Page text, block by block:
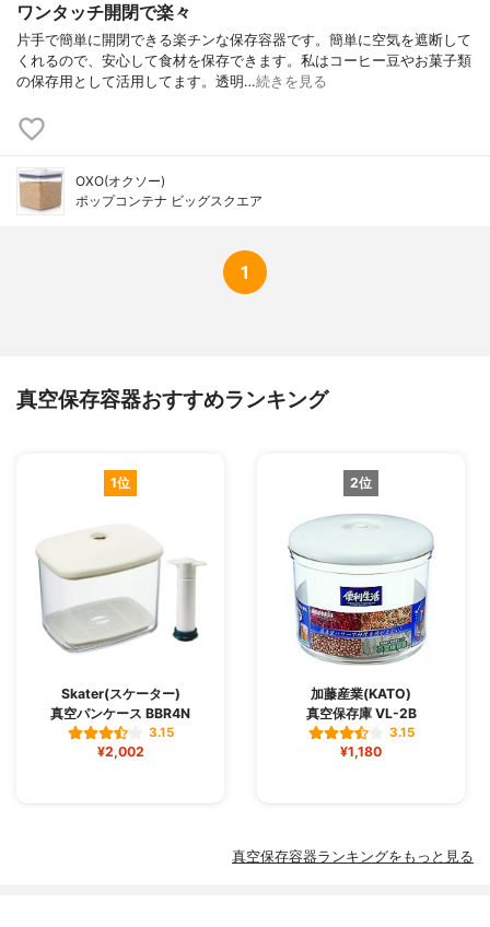
ワンタッチ開閉で楽々
片手で簡単に開閉できる楽チンな保存容器です。簡単に空気を遮断して
くれるので、安心して食材を保存できます。私はコーヒー豆やお菓子類
の保存用として活用してます。透明…続きを見る
OXO(オクソー)
ポップコンテナ ビッグスクエア
1
真空保存容器おすすめランキング
1位
Skater(スケーター)
真空パンケース BBR4N
3.15
¥2,002
2位
加藤産業(KATO)
真空保存庫 VL-2B
3.15
¥1,180
真空保存容器ランキングをもっと見る